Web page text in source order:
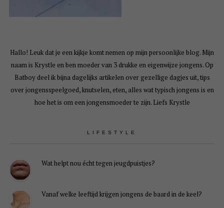
Hallo! Leuk dat je een kijkje komt nemen op mijn persoonlijke blog. Mijn
naam is Krystle en ben moeder van 3 drukke en eigenwijze jongens. Op
Batboy deel ik bijna dagelijks artikelen over gezellige dagjes uit, tips
over jongensspeelgoed, knutselen, eten, alles wat typisch jongens is en
hoe het is om een jongensmoeder te zijn. Liefs Krystle
LIFESTYLE
Wat helpt nou écht tegen jeugdpuistjes?
Vanaf welke leeftijd krijgen jongens de baard in de keel?